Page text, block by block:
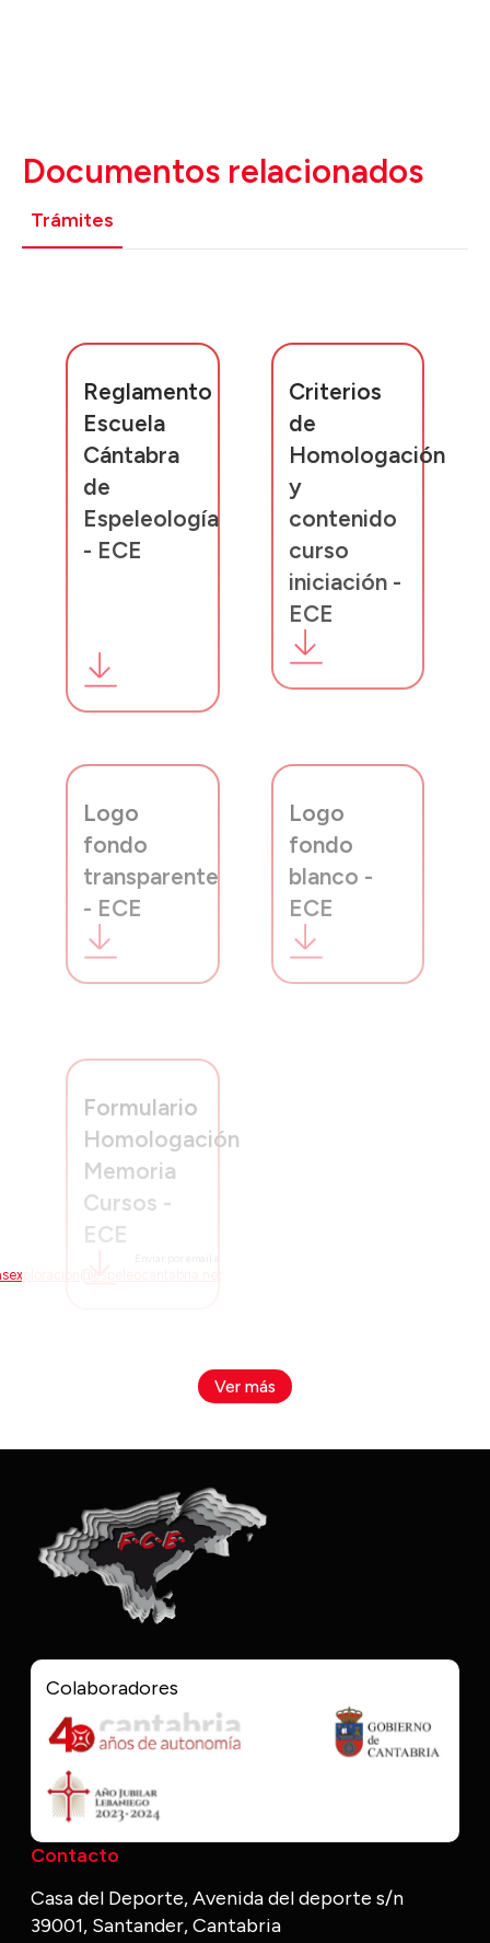
Documentos relacionados
Trámites
Reglamento
Escuela
Cántabra
de
Espeleología
- ECE
Criterios
de
Homologación
y
contenido
curso
iniciación -
ECE
Logo
fondo
transparente
- ECE
Logo
fondo
blanco -
ECE
Formulario
Homologación
Memoria
Cursos -
ECE
Ver más
Colaboradores
Contacto
Casa del Deporte, Avenida del deporte s/n
39001, Santander, Cantabria